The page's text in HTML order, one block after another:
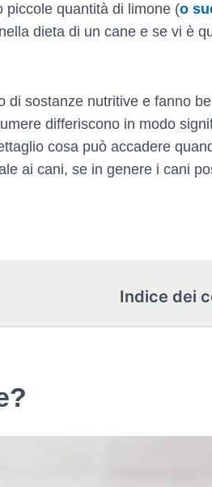
piccole quantità di limone (o
dieta di un cane e se vi è
di sostanze nutritive e fanno
differiscono in modo
cosa può accadere
ai cani, se in genere i cani
Indice dei